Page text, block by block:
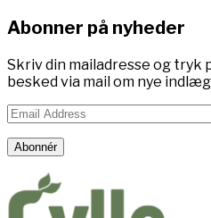
Abonner på nyheder
Skriv din mailadresse og tryk
besked via mail om nye indlæg
Email
Address
Abonnér